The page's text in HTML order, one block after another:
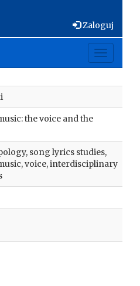
Zaloguj
Toggle
the voice and the
song lyrics studies,
voice, interdisciplinary